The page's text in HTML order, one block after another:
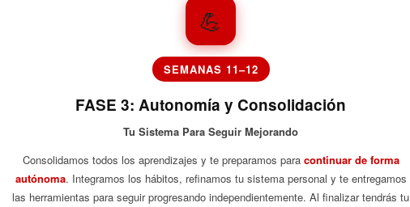
💪
SEMANAS 11–12
FASE 3: Autonomía y Consolidación
Tu Sistema Para Seguir Mejorando
Consolidamos todos los aprendizajes y te preparamos para continuar de forma
autónoma. Integramos los hábitos, refinamos tu sistema personal y te entregamos
las herramientas para seguir progresando independientemente. Al finalizar tendrás tu